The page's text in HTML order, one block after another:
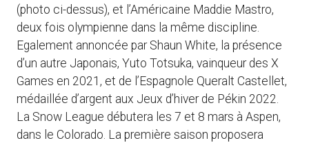
(photo ci-dessus), et l’Américaine Maddie Mastro,
deux fois olympienne dans la même discipline.
Egalement annoncée par Shaun White, la présence
d’un autre Japonais, Yuto Totsuka, vainqueur des X
Games en 2021, et de l’Espagnole Queralt Castellet,
médaillée d’argent aux Jeux d’hiver de Pékin 2022.
La Snow League débutera les 7 et 8 mars à Aspen,
dans le Colorado. La première saison proposera